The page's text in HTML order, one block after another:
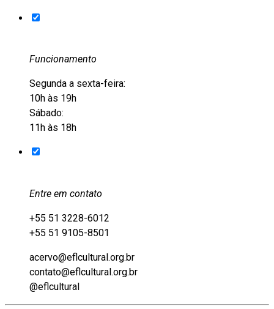
Funcionamento
Segunda a sexta-feira:
10h às 19h
Sábado:
11h às 18h
Entre em contato
+55 51 3228-6012
+55 51 9105-8501
acervo@eflcultural.org.br
contato@eflcultural.org.br
@eflcultural